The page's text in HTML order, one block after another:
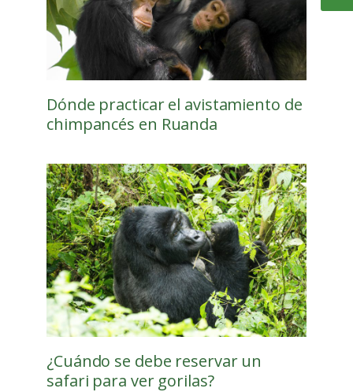
Dónde practicar el avistamiento de
chimpancés en Ruanda
¿Cuándo se debe reservar un
safari para ver gorilas?